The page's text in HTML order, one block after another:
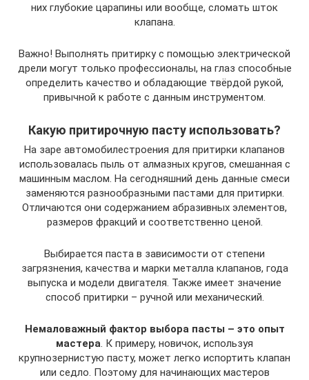
них глубокие царапины или вообще, сломать шток
клапана.
Важно! Выполнять притирку с помощью электрической
дрели могут только профессионалы, на глаз способные
определить качество и обладающие твёрдой рукой,
привычной к работе с данным инструментом.
Какую притирочную пасту использовать?
На заре автомобилестроения для притирки клапанов
использовалась пыль от алмазных кругов, смешанная с
машинным маслом. На сегодняшний день данные смеси
заменяются разнообразными пастами для притирки.
Отличаются они содержанием абразивных элементов,
размеров фракций и соответственно ценой.
Выбирается паста в зависимости от степени
загрязнения, качества и марки металла клапанов, года
выпуска и модели двигателя. Также имеет значение
способ притирки – ручной или механический.
Немаловажный фактор выбора пасты – это опыт
мастера. К примеру, новичок, используя
крупнозернистую пасту, может легко испортить клапан
или седло. Поэтому для начинающих мастеров